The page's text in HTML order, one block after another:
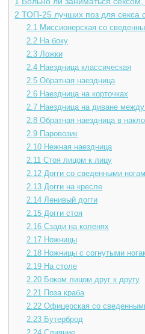
2 ТОП-25 лучших поз для секса
2.1 Миссионерская со
2.2 На боку
2.3 Ложки
2.4 Наездница классическая
2.5 Обратная наездница
2.6 Наездница на корточках
2.7 Наездница на диване между
2.8 Обратная наездница в
2.9 Паровозик
2.10 Нежная наездница
2.11 Стоя лицом к лицу
2.12 Догги со сведенными
2.13 Догги на кресле
2.14 Ленивый догги
2.15 Догги стоя
2.16 Сзади на коленях
2.17 Ножницы
2.18 Ножницы с согнутыми
2.19 На столе
2.20 Боком лицом друг к другу
2.21 Поза краба
2.22 Офицерская со
2.23 Бутерброд